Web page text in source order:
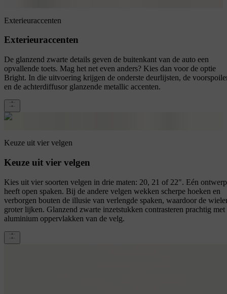
Exterieuraccenten
Exterieuraccenten
De glanzend zwarte details geven de buitenkant van de auto een
opvallende toets. Mag het net even anders? Kies dan voor de optie
Bright. In die uitvoering krijgen de onderste deurlijsten, de
en de achterdiffusor glanzende metallic accenten.
Keuze uit vier velgen
Keuze uit vier velgen
Kies uit vier soorten velgen in drie maten: 20, 21 of 22". Eén ontwerp
heeft open spaken. Bij de andere velgen wekken scherpe hoeken en
verborgen bouten de illusie van verlengde spaken, waardoor de
groter lijken. Glanzend zwarte inzetstukken contrasteren prachtig met
aluminium oppervlakken van de velg.